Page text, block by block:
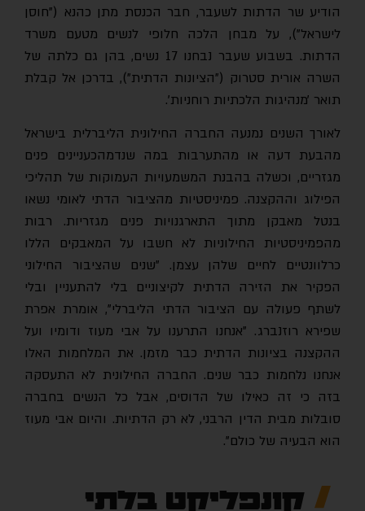
הודיע שר הדתות לשעבר, חבר הכנסת מתן כהנא ("חוסן
לישראל"), על מבחן הלכה חלופי לנשים מטעם משרד
הדתות. בשבוע שעבר נבחנו 17 נשים, בהן גם כלתה של
השרה אורית סטרוק (״הציונות הדתית״), בדרכן אל קבלת
תואר ׳מנהיגות הלכתיות רוחניות׳.
לאורך השנים נמנעה החברה החילונית הליברלית בישראל
מהבעת דעה או מהתערבות במה שנדמהכעניינים פנים
מגזריים, וכשלה בהבנת המשמעויות העמוקות של תהליכי
הפילוג וההקצנה. פמיניסטיות מהציבור הדתי לאומי נשאו
בנטל מאבקן מתוך התארגנויות פנים מגזריות. רבות
מהפמיניסטיות החילוניות לא חשבו על המאבקים הללו
כרלוונטיים לחיים שלהן עצמן. "שנים שהציבור החילוני
הפקיר את הזירה הדתית לקיצוניים בלי להתעניין ובלי
לשתף פעולה עם הציבור הדתי הליברלי", אומרת אפרת
שפירא רוזנברג. "אנחנו התרענו על אבי מעוז ודומיו ועל
ההקצנה בציונות הדתית כבר מזמן. את המלחמות האלו
אנחנו נלחמות כבר שנים. החברה החילונית לא התעסקה
בזה כי זה כאילו של הדוסים, אבל כל הנשים בחברה
סובלות מבית הדין הרבני, לא רק הדתיות. והיום אבי מעוז
הוא הבעיה של כולם".
קונפליקט בלתי